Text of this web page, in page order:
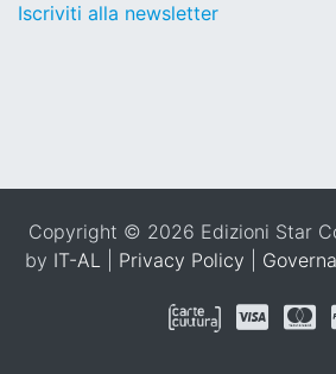
Iscriviti alla newsletter
Copyright © 2026 Edizioni Star
by IT-AL Privacy Policy